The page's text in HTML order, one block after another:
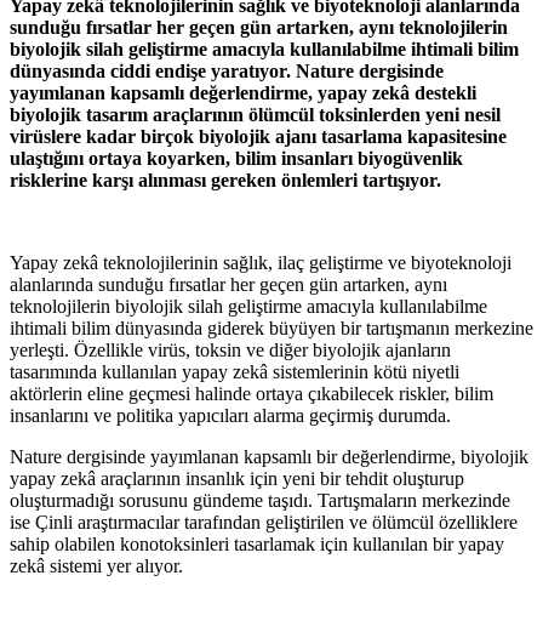
Yapay zekâ teknolojilerinin sağlık ve biyoteknoloji alanlarında
sunduğu fırsatlar her geçen gün artarken, aynı teknolojilerin
biyolojik silah geliştirme amacıyla kullanılabilme ihtimali bilim
dünyasında ciddi endişe yaratıyor. Nature dergisinde
yayımlanan kapsamlı değerlendirme, yapay zekâ destekli
biyolojik tasarım araçlarının ölümcül toksinlerden yeni nesil
virüslere kadar birçok biyolojik ajanı tasarlama kapasitesine
ulaştığını ortaya koyarken, bilim insanları biyogüvenlik
risklerine karşı alınması gereken önlemleri tartışıyor.
Yapay zekâ teknolojilerinin sağlık, ilaç geliştirme ve biyoteknoloji
alanlarında sunduğu fırsatlar her geçen gün artarken, aynı
teknolojilerin biyolojik silah geliştirme amacıyla kullanılabilme
ihtimali bilim dünyasında giderek büyüyen bir tartışmanın merkezine
yerleşti. Özellikle virüs, toksin ve diğer biyolojik ajanların
tasarımında kullanılan yapay zekâ sistemlerinin kötü niyetli
aktörlerin eline geçmesi halinde ortaya çıkabilecek riskler, bilim
insanlarını ve politika yapıcıları alarma geçirmiş durumda.
Nature dergisinde yayımlanan kapsamlı bir değerlendirme, biyolojik
yapay zekâ araçlarının insanlık için yeni bir tehdit oluşturup
oluşturmadığı sorusunu gündeme taşıdı. Tartışmaların merkezinde
ise Çinli araştırmacılar tarafından geliştirilen ve ölümcül özelliklere
sahip olabilen konotoksinleri tasarlamak için kullanılan bir yapay
zekâ sistemi yer alıyor.